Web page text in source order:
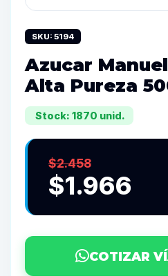
SKU: 5194
Azucar
Alta Pureza
Stock: 1870 unid.
$2.458
$1.966
COTIZAR